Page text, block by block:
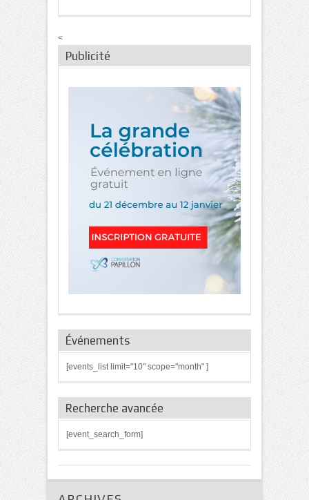
<
Publicité
Événements
[events_list limit="10" scope="month" ]
Recherche avancée
[event_search_form]